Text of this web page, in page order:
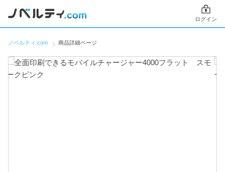
ログイン
ノベルティ.com 商品詳細ページ